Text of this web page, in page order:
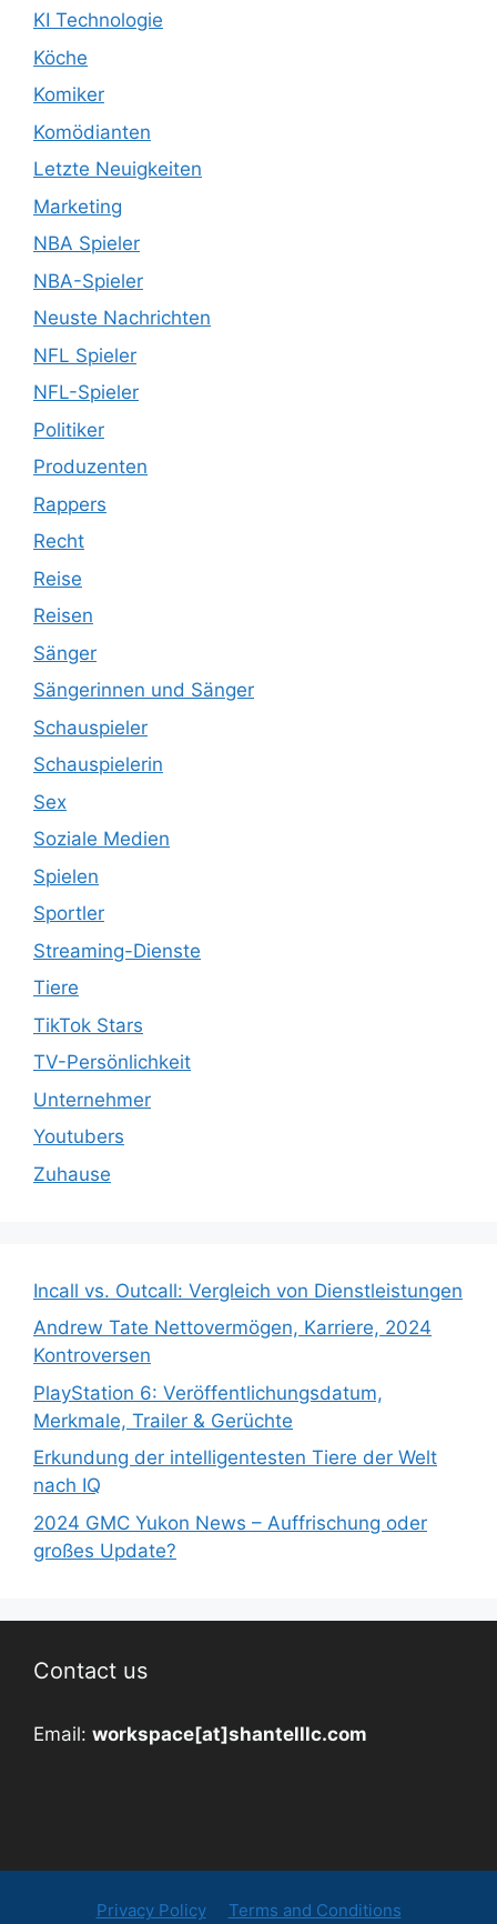
KI Technologie
Köche
Komiker
Komödianten
Letzte Neuigkeiten
Marketing
NBA Spieler
NBA-Spieler
Neuste Nachrichten
NFL Spieler
NFL-Spieler
Politiker
Produzenten
Rappers
Recht
Reise
Reisen
Sänger
Sängerinnen und Sänger
Schauspieler
Schauspielerin
Sex
Soziale Medien
Spielen
Sportler
Streaming-Dienste
Tiere
TikTok Stars
TV-Persönlichkeit
Unternehmer
Youtubers
Zuhause
Incall vs. Outcall: Vergleich von Dienstleistungen
Andrew Tate Nettovermögen, Karriere, 2024
Kontroversen
PlayStation 6: Veröffentlichungsdatum,
Merkmale, Trailer & Gerüchte
Erkundung der intelligentesten Tiere der Welt
nach IQ
2024 GMC Yukon News – Auffrischung oder
großes Update?
Contact us
Email: workspace[at]shantelllc.com
Privacy Policy Terms and Conditions